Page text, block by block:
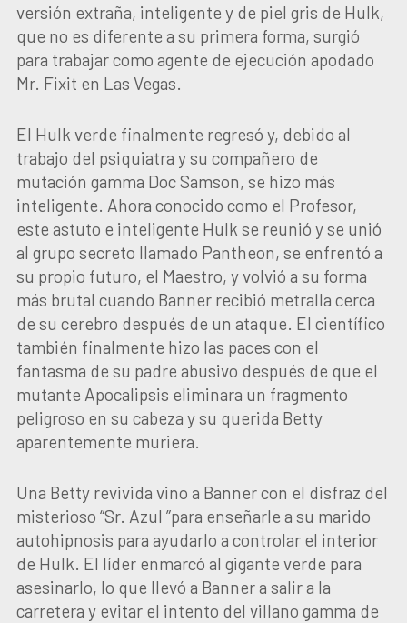
versión extraña, inteligente y de piel gris de Hulk,
que no es diferente a su primera forma, surgió
para trabajar como agente de ejecución apodado
Mr. Fixit en Las Vegas.
El Hulk verde finalmente regresó y, debido al
trabajo del psiquiatra y su compañero de
mutación gamma Doc Samson, se hizo más
inteligente. Ahora conocido como el Profesor,
este astuto e inteligente Hulk se reunió y se unió
al grupo secreto llamado Pantheon, se enfrentó a
su propio futuro, el Maestro, y volvió a su forma
más brutal cuando Banner recibió metralla cerca
de su cerebro después de un ataque. El científico
también finalmente hizo las paces con el
fantasma de su padre abusivo después de que el
mutante Apocalipsis eliminara un fragmento
peligroso en su cabeza y su querida Betty
aparentemente muriera.
Una Betty revivida vino a Banner con el disfraz del
misterioso “Sr. Azul ”para enseñarle a su marido
autohipnosis para ayudarlo a controlar el interior
de Hulk. El líder enmarcó al gigante verde para
asesinarlo, lo que llevó a Banner a salir a la
carretera y evitar el intento del villano gamma de